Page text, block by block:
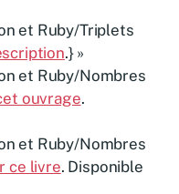
et Ruby/Triplets
.} »
et Ruby/Nombres
ouvrage.
et Ruby/Nombres
ce livre. Disponible